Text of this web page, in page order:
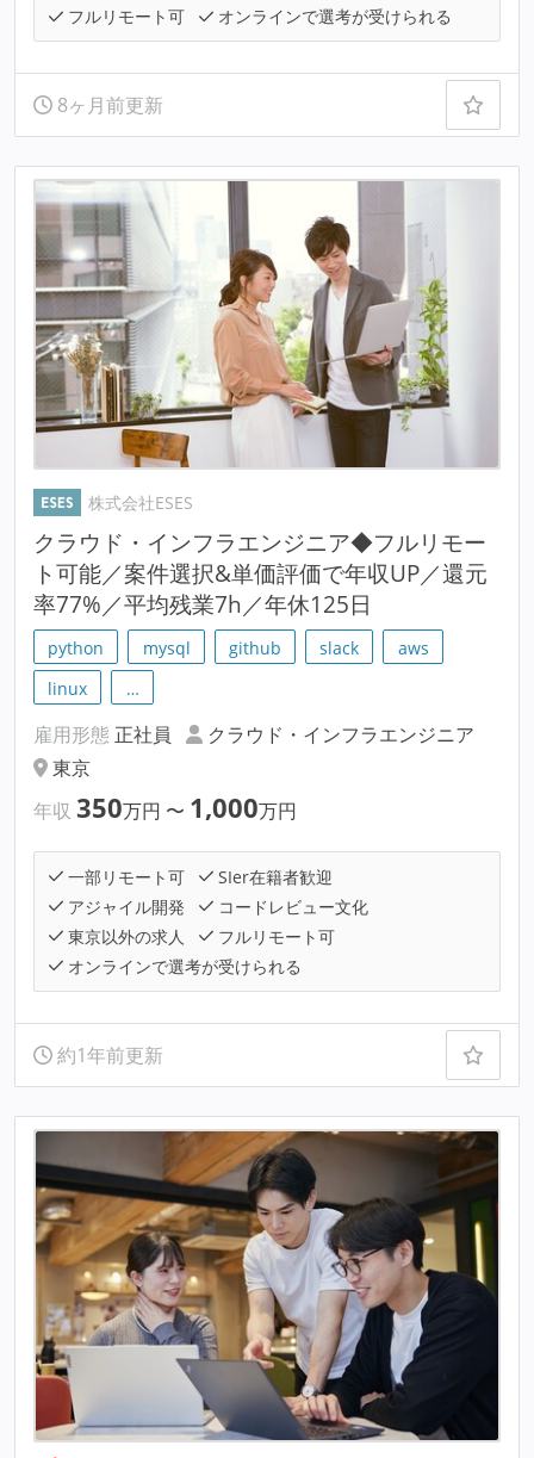
フルリモート可
オンラインで選考が受けられる
8ヶ月前更新
株式会社ESES
クラウド・インフラエンジニア◆フルリモー
ト可能／案件選択&単価評価で年収UP／還元
率77%／平均残業7h／年休125日
python mysql github slack
aws
linux
…
雇用形態 正社員
クラウド・インフラエンジニア
東京
年収 350万円 〜 1,000万円
一部リモート可
SIer在籍者歓迎
アジャイル開発
コードレビュー文化
東京以外の求人
フルリモート可
オンラインで選考が受けられる
約1年前更新